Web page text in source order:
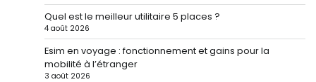
Quel est le meilleur utilitaire 5 places ?
4 août 2026
Esim en voyage : fonctionnement et gains pour la
mobilité à l’étranger
3 août 2026